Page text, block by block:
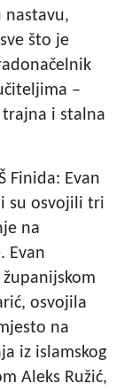
nastavu,
što je
–
i stalna
Finida: Evan
su osvojili tri
na
Evan
osvojila
na
iz islamskog
Aleks Ružić,